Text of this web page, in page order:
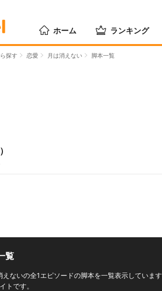
ホーム ランキング
探す 恋愛 月は消えない 脚本一覧
覧
えないの全1エピソードの脚本を一覧表示してい
トです。